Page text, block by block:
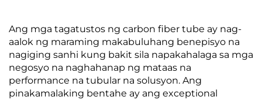
Ang mga tagatustos ng carbon fiber tube ay nag-
aalok ng maraming makabuluhang benepisyo na
nagiging sanhi kung bakit sila napakahalaga sa mga
negosyo na naghahanap ng mataas na
performance na tubular na solusyon. Ang
pinakamalaking bentahe ay ang exceptional